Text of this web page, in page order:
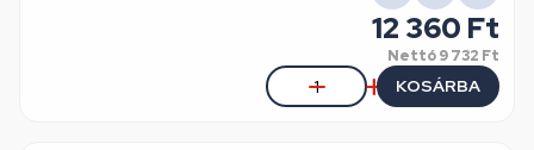
12 360 Ft
Nettó9 732 Ft
KOSÁRBA